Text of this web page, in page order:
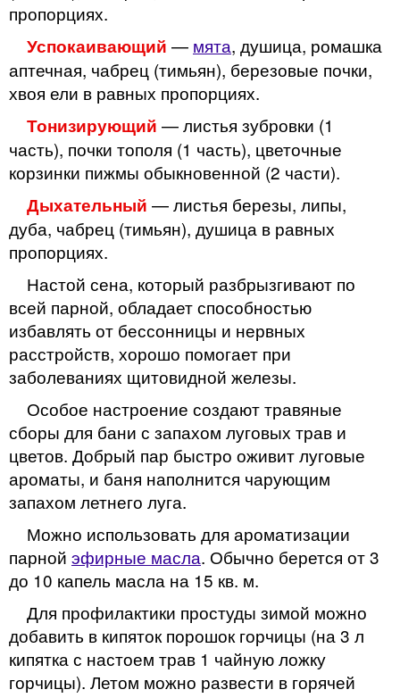
пропорциях.
Успокаивающий — мята, душица, ромашка
аптечная, чабрец (тимьян), березовые почки,
хвоя ели в равных пропорциях.
Тонизирующий — листья зубровки (1
часть), почки тополя (1 часть), цветочные
корзинки пижмы обыкновенной (2 части).
Дыхательный — листья березы, липы,
дуба, чабрец (тимьян), душица в равных
пропорциях.
Настой сена, который разбрызгивают по
всей парной, обладает способностью
избавлять от бессонницы и нервных
расстройств, хорошо помогает при
заболеваниях щитовидной железы.
Особое настроение создают травяные
сборы для бани с запахом луговых трав и
цветов. Добрый пар быстро оживит луговые
ароматы, и баня наполнится чарующим
запахом летнего луга.
Можно использовать для ароматизации
парной эфирные масла. Обычно берется от 3
до 10 капель масла на 15 кв. м.
Для профилактики простуды зимой можно
добавить в кипяток порошок горчицы (на 3 л
кипятка с настоем трав 1 чайную ложку
горчицы). Летом можно развести в горячей